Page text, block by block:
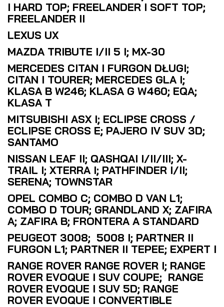
I HARD TOP; FREELANDER I SOFT TOP;
FREELANDER II
LEXUS UX
MAZDA TRIBUTE I/II 5 I; MX-30
MERCEDES CITAN I FURGON DŁUGI;
CITAN I TOURER; MERCEDES GLA I;
KLASA B W246; KLASA G W460; EQA;
KLASA T
MITSUBISHI ASX I; ECLIPSE CROSS /
ECLIPSE CROSS E; PAJERO IV SUV 3D;
SANTAMO
NISSAN LEAF II; QASHQAI I/II/III; X-
TRAIL I; XTERRA I; PATHFINDER I/II;
SERENA; TOWNSTAR
OPEL COMBO C; COMBO D VAN L1;
COMBO D TOUR; GRANDLAND X; ZAFIRA
A; ZAFIRA B; FRONTERA A STANDARD
PEUGEOT 3008; 5008 I; PARTNER II
FURGON L1; PARTNER II TEPEE; EXPERT I
RANGE ROVER RANGE ROVER I; RANGE
ROVER EVOQUE I SUV COUPE; RANGE
ROVER EVOQUE I SUV 5D; RANGE
ROVER EVOQUE I CONVERTIBLE